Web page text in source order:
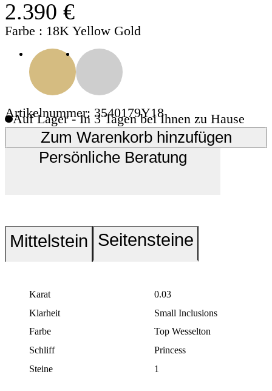
2.390 €
Farbe : 18K Yellow Gold
Artikelnummer: 3540179Y18
Auf Lager - In 3 Tagen bei Ihnen zu Hause
Zum Warenkorb hinzufügen
Persönliche Beratung
Mittelstein Seitensteine
Karat
0.03
Klarheit
Small Inclusions
Farbe
Top Wesselton
Schliff
Princess
Steine
1